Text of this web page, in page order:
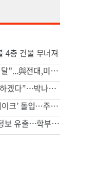
4층 건물 무너져
"노무현 배신""2021 봉이김선달"...與전대,미래는 없고 파묘만 남았다
“회사 매출 10% 주면 폭로 안 하겠다”…박나래 전 매니저 2명 재판행
프로야구, 사상 최초 ‘폭염 브레이크’ 돌입…주말 3연전 취소·전 경기 오후 7시 개시
[단독] 대치동 유명 학원, 개인정보 유출…학부모들 “레테만 봤는데 주소까지 털려”